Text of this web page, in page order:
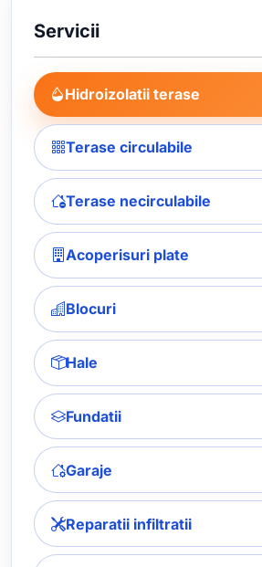
Servicii
Hidroizolatii terase
Terase circulabile
Terase necirculabile
Acoperisuri plate
Blocuri
Hale
Fundatii
Garaje
Reparatii infiltratii